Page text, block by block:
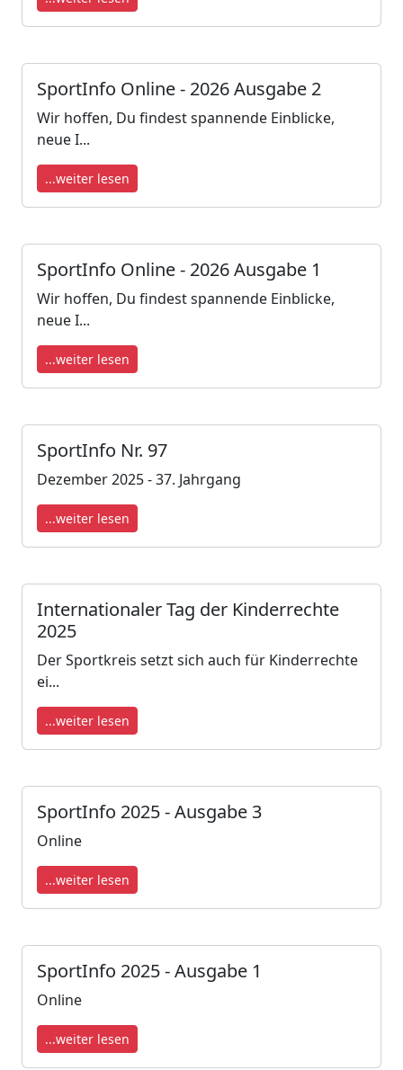
SportInfo Online - 2026 Ausgabe 2
Wir hoffen, Du findest spannende Einblicke,
neue I...
...weiter lesen
SportInfo Online - 2026 Ausgabe 1
Wir hoffen, Du findest spannende Einblicke,
neue I...
...weiter lesen
SportInfo Nr. 97
Dezember 2025 - 37. Jahrgang
...weiter lesen
Internationaler Tag der Kinderrechte
2025
Der Sportkreis setzt sich auch für Kinderrechte
ei...
...weiter lesen
SportInfo 2025 - Ausgabe 3
Online
...weiter lesen
SportInfo 2025 - Ausgabe 1
Online
...weiter lesen